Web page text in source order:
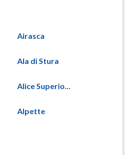
Airasca
Ala di Stura
Alice Superio...
Alpette